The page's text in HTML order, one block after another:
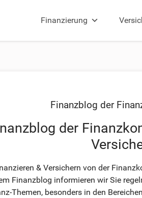
Finanzierung
Finanzblog der
der
& Versichern von der
Finanzblog informieren wir Sie
Themen, besonders in den